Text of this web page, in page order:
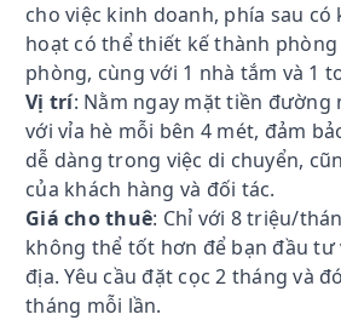
cho việc kinh doanh, phía sau
hoạt có thể thiết kế thành phòng
phòng, cùng với 1 nhà tắm và 1
Vị trí: Nằm ngay mặt tiền đường
với vỉa hè mỗi bên 4 mét, đảm
dễ dàng trong việc di chuyển,
của khách hàng và đối tác.
Giá cho thuê: Chỉ với 8 triệu/
không thể tốt hơn để bạn đầu tư
địa. Yêu cầu đặt cọc 2 tháng và
tháng mỗi lần.